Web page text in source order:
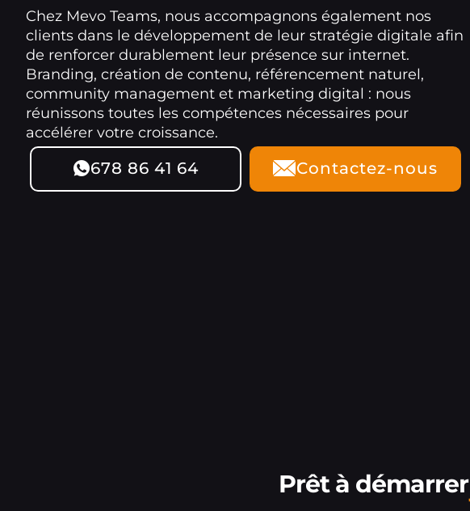
Chez Mevo Teams, nous accompagnons également nos
clients dans le développement de leur stratégie digitale afin
de renforcer durablement leur présence sur internet.
Branding, création de contenu, référencement naturel,
community management et marketing digital : nous
réunissons toutes les compétences nécessaires pour
accélérer votre croissance.
678 86 41 64 Contactez-nous
Prêt à démarrer